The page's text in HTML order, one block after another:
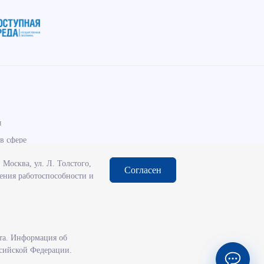
сфере
ул. Л. Толстого,
работоспособности и
Информация об
Федерации.
Согласен